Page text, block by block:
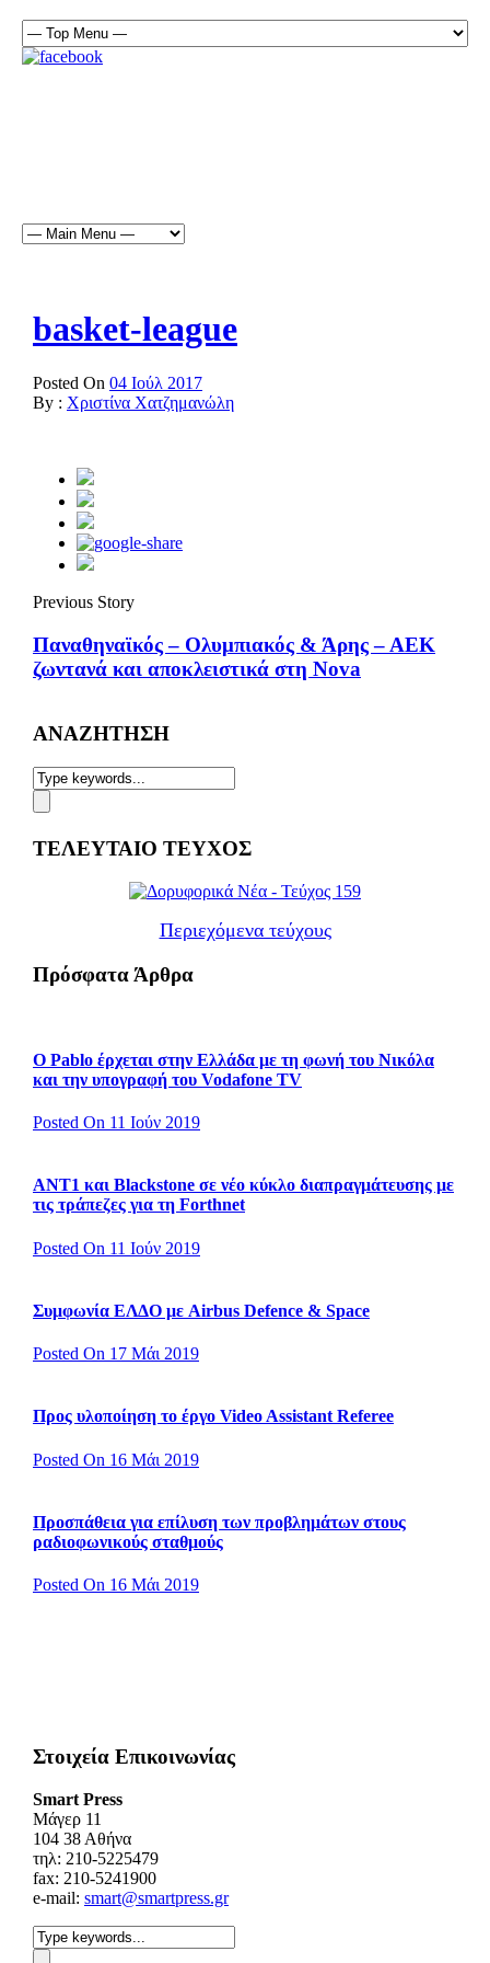
basket-league
Posted On 04 Ιούλ 2017
By : Χριστίνα Χατζημανώλη
Previous Story
Παναθηναϊκός – Ολυμπιακός & Άρης – ΑΕΚ
ζωντανά και αποκλειστικά στη Nova
ΑΝΑΖΗΤΗΣΗ
ΤΕΛΕΥΤΑΙΟ ΤΕΥΧΟΣ
Περιεχόμενα τεύχους
Πρόσφατα Άρθρα
Ο Pablo έρχεται στην Ελλάδα με τη φωνή του Νικόλα
και την υπογραφή του Vodafone TV
Posted On 11 Ιούν 2019
ΑΝΤ1 και Blackstone σε νέο κύκλο διαπραγμάτευσης με
τις τράπεζες για τη Forthnet
Posted On 11 Ιούν 2019
Συμφωνία ΕΛΔΟ με Airbus Defence & Space
Posted On 17 Μάι 2019
Προς υλοποίηση το έργο Video Assistant Referee
Posted On 16 Μάι 2019
Προσπάθεια για επίλυση των προβλημάτων στους
ραδιοφωνικούς σταθμούς
Posted On 16 Μάι 2019
Στοιχεία Επικοινωνίας
Smart Press
Mάγερ 11
104 38 Αθήνα
τηλ: 210-5225479
fax: 210-5241900
e-mail: smart@smartpress.gr